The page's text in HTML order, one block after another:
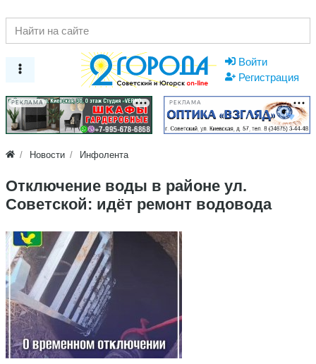
Войти
Регистрация
РЕКЛАМА РЕКЛАМА
Новости Инфолента
Отключение воды в районе ул.
Советской: идёт ремонт водовода